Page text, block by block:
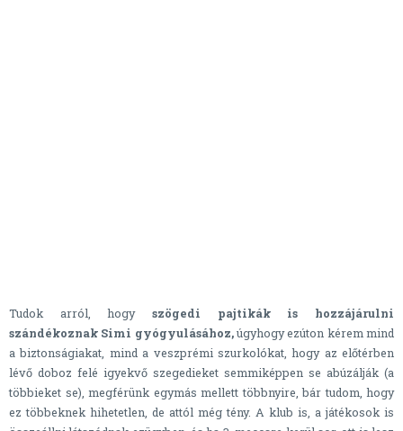
Tudok arról, hogy szögedi pajtikák is hozzájárulni
szándékoznak Simi gyógyulásához,úgyhogy ezúton kérem mind
a biztonságiakat, mind a veszprémi szurkolókat, hogy az előtérben
lévő doboz felé igyekvő szegedieket semmiképpen se abúzálják (a
többieket se), megférünk egymás mellett többnyire, bár tudom, hogy
ez többeknek hihetetlen, de attól még tény. A klub is, a játékosok is